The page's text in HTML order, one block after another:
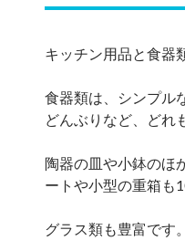
キッチン用品と食器
食器類は、シンプル
どんぶりなど、どれ
陶器の皿や小鉢のほ
ートや小型の重箱も
グラス類も豊富です。